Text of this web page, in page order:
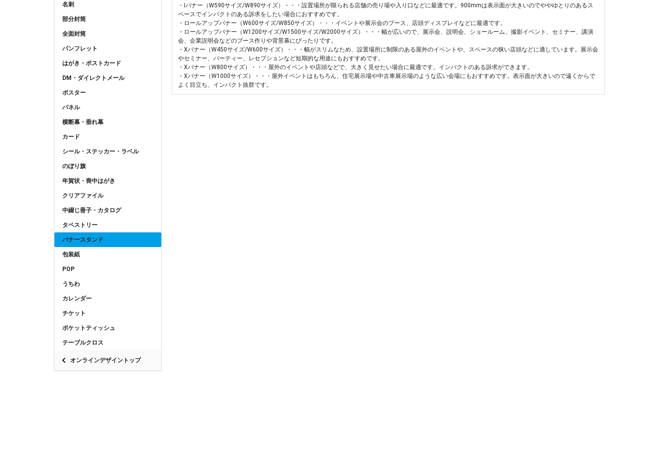
名刺
部分封筒
全面封筒
パンフレット
はがき・ポストカード
DM・ダイレクトメール
ポスター
パネル
横断幕・垂れ幕
カード
シール・ステッカー・ラベル
のぼり旗
年賀状・喪中はがき
クリアファイル
中綴じ冊子・カタログ
タペストリー
バナースタンド
包装紙
POP
うちわ
カレンダー
チケット
ポケットティッシュ
テーブルクロス
オンラインデザイントップ
・Iバナー（W590サイズ/W890サイズ）・・・設置場所が限られる店舗の売り場や入り口などに最適です。900mmは表示面が大きいのでややゆとりのあるス
ペースでインパクトのある訴求をしたい場合におすすめです。
・ロールアップバナー（W600サイズ/W850サイズ）・・・イベントや展示会のブース、店頭ディスプレイなどに最適です。
・ロールアップバナー（W1200サイズ/W1500サイズ/W2000サイズ）・・・幅が広いので、展示会、説明会、ショールーム、撮影イベント、セミナー、講演
会、企業説明会などのブース作りや背景幕にぴったりです。
・Xバナー（W450サイズ/W600サイズ）・・・幅がスリムなため、設置場所に制限のある屋外のイベントや、スペースの狭い店頭などに適しています。展示会
やセミナー、パーティー、レセプションなど短期的な用途にもおすすめです。
・Xバナー（W800サイズ）・・・屋外のイベントや店頭などで、大きく見せたい場合に最適です。インパクトのある訴求ができます。
・Xバナー（W1000サイズ）・・・屋外イベントはもちろん、住宅展示場や中古車展示場のような広い会場にもおすすめです。表示面が大きいので遠くからで
よく目立ち、インパクト抜群です。